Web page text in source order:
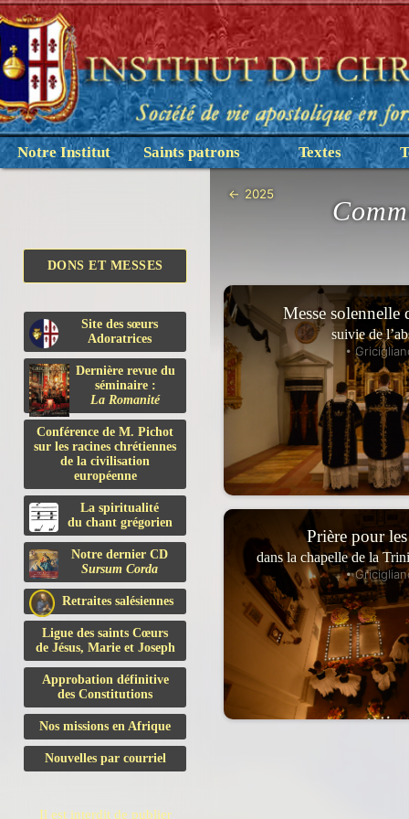
Notre Institut Saints patrons Textes
DONS ET MESSES
Site des sœurs
Adoratrices
Dernière revue du
séminaire :
La Romanité
Conférence de M. Pichot
sur les racines chrétiennes
de la civilisation
européenne
La spiritualité
du chant grégorien
Notre dernier CD
Sursum Corda
Retraites salésiennes
Ligue des saints Cœurs
de Jésus, Marie et Joseph
Approbation définitive
des Constitutions
Nos missions en Afrique
Nouvelles par courriel
Il est interdit de publier
← 2025
Messe solennelle
suivie de
•
Prière pour
dans la chapelle de la
•